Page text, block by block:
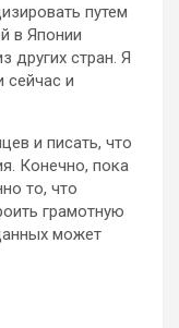
путем
в Японии
других стран. Я
сейчас и
и писать, что
Конечно, пока
то, что
грамотную
может